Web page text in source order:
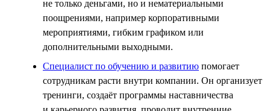
не только деньгами, но и нематериальными
поощрениями, например корпоративными
мероприятиями, гибким графиком или
дополнительными выходными.
Специалист по обучению и развитию помогает
сотрудникам расти внутри компании. Он организует
тренинги, создаёт программы наставничества